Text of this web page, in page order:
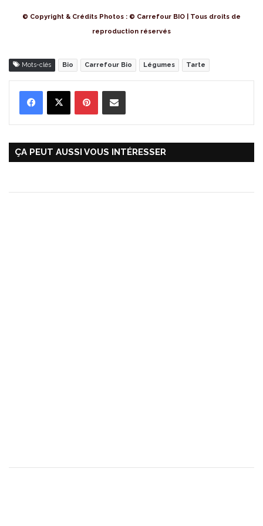
© Copyright & Crédits Photos : © Carrefour BIO | Tous droits de
reproduction réservés
Mots-clés Bio Carrefour Bio Légumes Tarte
ÇA PEUT AUSSI VOUS INTÉRESSER